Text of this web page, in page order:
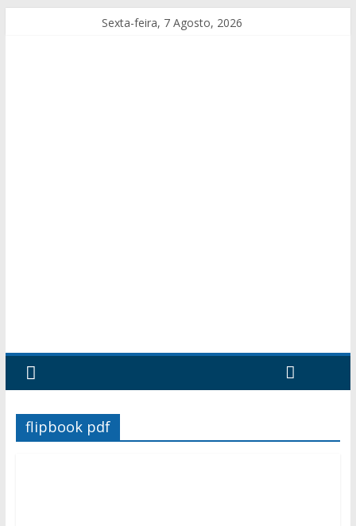
Sexta-feira, 7 Agosto, 2026
flipbook pdf